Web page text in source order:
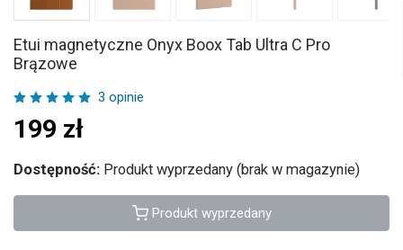
Etui magnetyczne Onyx Boox Tab Ultra C Pro
Brązowe
3 opinie
199 zł
Dostępność: Produkt wyprzedany (brak w magazynie)
Produkt wyprzedany